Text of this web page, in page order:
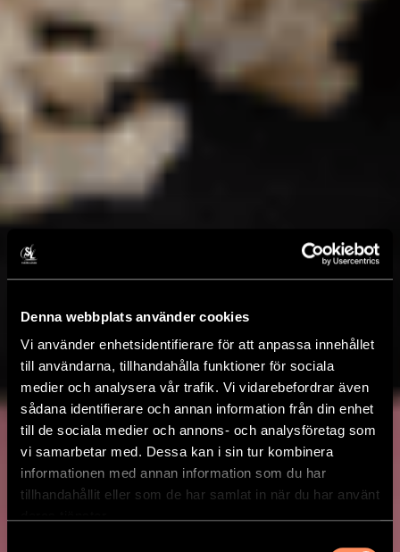
Denna webbplats använder cookies
Vi använder enhetsidentifierare för att anpassa innehållet
till användarna, tillhandahålla funktioner för sociala
medier och analysera vår trafik. Vi vidarebefordrar även
sådana identifierare och annan information från din enhet
till de sociala medier och annons- och analysföretag som
vi samarbetar med. Dessa kan i sin tur kombinera
informationen med annan information som du har
tillhandahållit eller som de har samlat in när du har använt